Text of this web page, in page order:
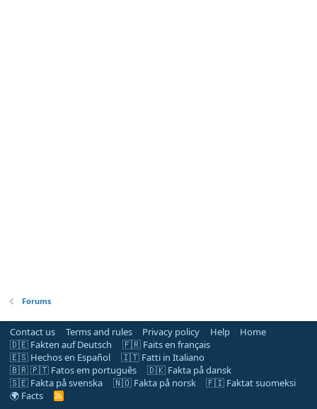
Forums
Contact us Terms and rules Privacy policy Help
Home
🇩🇪 Fakten auf Deutsch
🇫🇷 Faits en français
🇪🇸 Hechos en Español
🇮🇹 Fatti in Italiano
🇧🇷 🇵🇹 Fatos em português
🇩🇰 Fakta på dansk
🇸🇪 Fakta på svenska
🇳🇴 Fakta på norsk
🇫🇮 Faktat suomeksi
🌍 Facts
R